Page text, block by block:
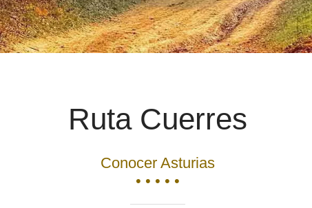
Ruta Cuerres
Conocer Asturias
• • • • •